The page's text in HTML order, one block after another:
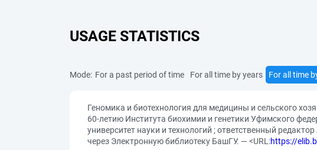
USAGE STATISTICS
Mode: For a past period of time For all time by years For all time
Геномика и биотехнология для медицины и сельского
60-летию Института биохимии и генетики Уфимского
университет науки и технологий ; ответственный
через Электронную библиотеку БашГУ. — <URL:https://